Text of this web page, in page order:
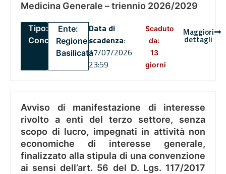
Medicina Generale – triennio 2026/2029
Tipo:
Concorsi
Ente:
Regione
Basilicata
Data di
scadenza:
27/07/2026
23:59
Scaduto
da:
13
giorni
Maggiori
dettagli
Avviso di manifestazione di interesse
rivolto a enti del terzo settore, senza
scopo di lucro, impegnati in attività non
economiche di interesse generale,
finalizzato alla stipula di una convenzione
ai sensi dell’art. 56 del D. Lgs. 117/2017